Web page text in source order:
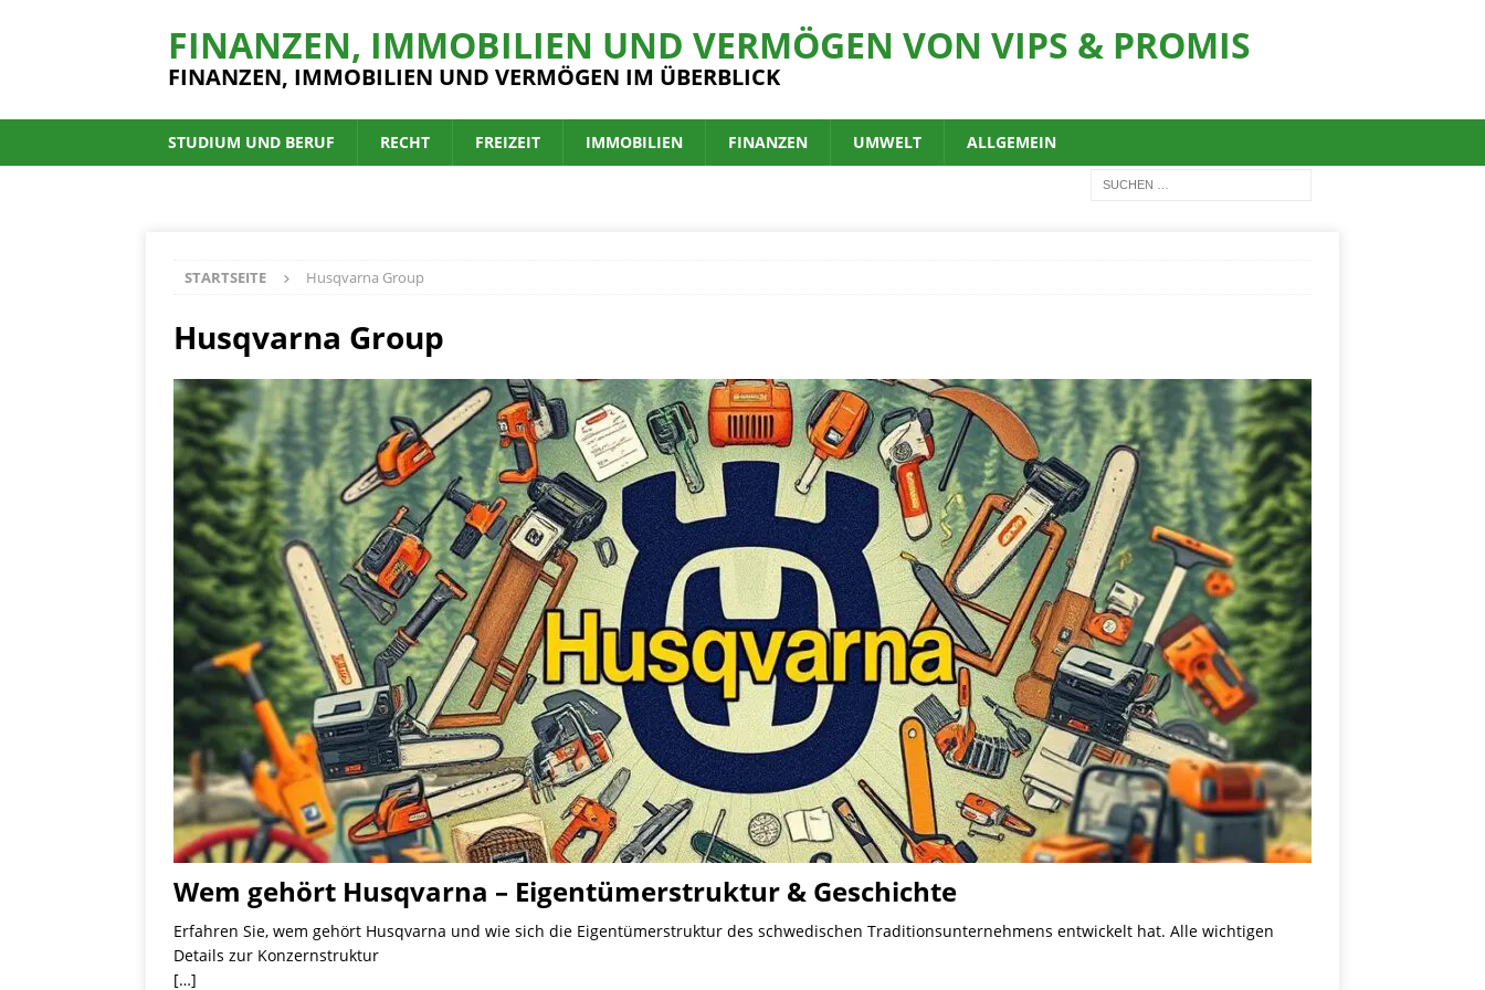
FINANZEN, IMMOBILIEN UND VERMÖGEN VON VIPS & PROMIS
FINANZEN, IMMOBILIEN UND VERMÖGEN IM ÜBERBLICK
STUDIUM UND BERUF RECHT FREIZEIT IMMOBILIEN FINANZEN UMWELT ALLGEMEIN
STARTSEITE Husqvarna Group
Husqvarna Group
Wem gehört Husqvarna – Eigentümerstruktur & Geschichte
Erfahren Sie, wem gehört Husqvarna und wie sich die Eigentümerstruktur des schwedischen Traditionsunternehmens entwickelt hat. Alle wichtigen
Details zur Konzernstruktur
[…]